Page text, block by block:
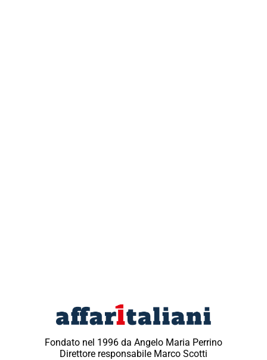
Fondato nel 1996 da Angelo Maria Perrino
Direttore responsabile Marco Scotti